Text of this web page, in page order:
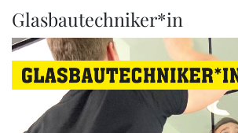
Glasbautechniker*in